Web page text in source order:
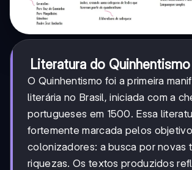
Literatura do
O Quinhentismo foi a primeira
literária no Brasil, iniciada com a
portugueses em 1500. Essa
fortemente marcada pelos
colonizadores: a busca por novas
riquezas. Os textos produzidos